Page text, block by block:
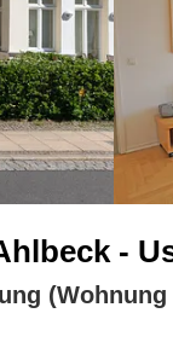
-
(Wohnung